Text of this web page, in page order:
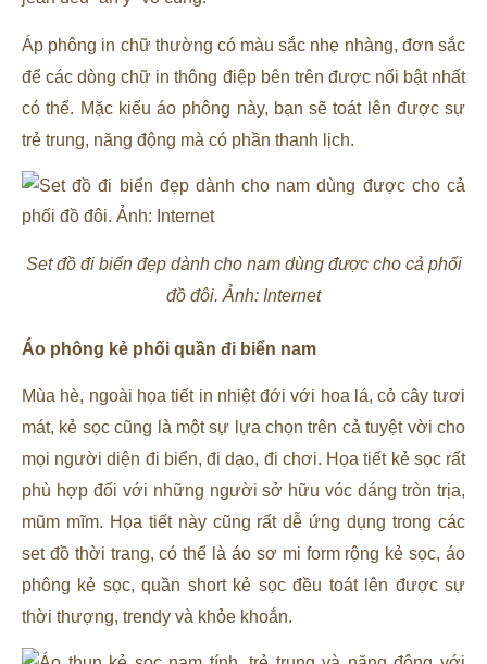
Áp phông in chữ thường có màu sắc nhẹ nhàng, đơn sắc
để các dòng chữ in thông điệp bên trên được nổi bật nhất
có thể. Mặc kiểu áo phông này, bạn sẽ toát lên được sự
trẻ trung, năng động mà có phần thanh lịch.
Set đồ đi biển đẹp dành cho nam dùng được cho cả phối
đồ đôi. Ảnh: Internet
Áo phông kẻ phối quần đi biển nam
Mùa hè, ngoài họa tiết in nhiệt đới với hoa lá, cỏ cây tươi
mát, kẻ sọc cũng là một sự lựa chọn trên cả tuyệt vời cho
mọi người diện đi biển, đi dạo, đi chơi. Họa tiết kẻ sọc rất
phù hợp đối với những người sở hữu vóc dáng tròn trịa,
mũm mĩm. Họa tiết này cũng rất dễ ứng dụng trong các
set đồ thời trang, có thể là áo sơ mi form rộng kẻ sọc, áo
phông kẻ sọc, quần short kẻ sọc đều toát lên được sự
thời thượng, trendy và khỏe khoắn.